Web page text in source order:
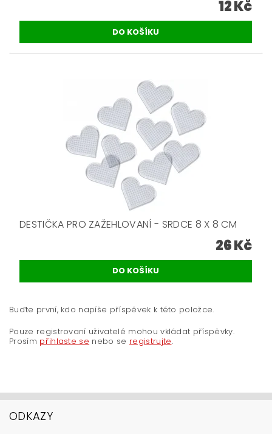
12 Kč
DESTIČKA PRO ZAŽEHLOVANÍ - SRDCE 8 X 8 CM
26 Kč
Buďte první, kdo napíše příspěvek k této položce.
Pouze registrovaní uživatelé mohou vkládat příspěvky.
Prosím přihlaste se nebo se registrujte.
ODKAZY